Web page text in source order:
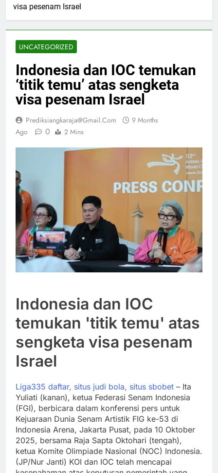
visa pesenam Israel
UNCATEGORIZED
Indonesia dan IOC temukan
‘titik temu’ atas sengketa
visa pesenam Israel
Prediksiangkaraja@gmail.com
9 Months
Ago
0 2 Mins
Indonesia dan IOC
temukan 'titik temu' atas
sengketa visa pesenam
Israel
Liga335 daftar, situs judi bola, situs sbobet – Ita
Yuliati (kanan), ketua Federasi Senam Indonesia
(FGI), berbicara dalam konferensi pers untuk
Kejuaraan Dunia Senam Artistik FIG ke-53 di
Indonesia Arena, Jakarta Pusat, pada 10 Oktober
2025, bersama Raja Sapta Oktohari (tengah),
ketua Komite Olimpiade Nasional (NOC) Indonesia.
(JP/Nur Janti) KOI dan IOC telah mencapai